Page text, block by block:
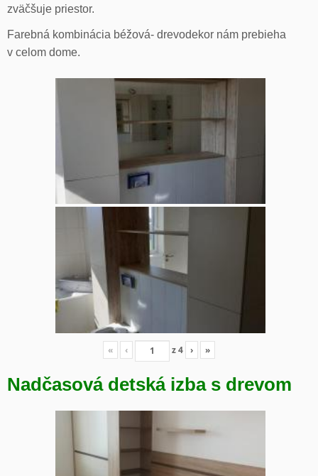
zväčšuje priestor.
Farebná kombinácia béžová- drevodekor nám prebieha
v celom dome.
« ‹ z4 › »
Nadčasová detská izba s drevom